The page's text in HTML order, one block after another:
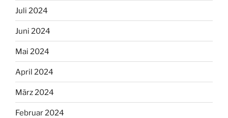
Juli 2024
Juni 2024
Mai 2024
April 2024
März 2024
Februar 2024